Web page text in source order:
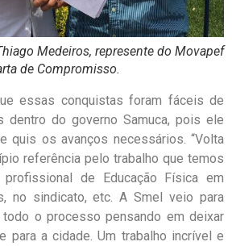
Medeiros, represente do Movapef
de Compromisso.
essas conquistas foram fáceis de
dentro do governo Samuca, pois ele
quis os avanços necessários. “Volta
referência pelo trabalho que temos
de Educação Física em
no sindicato, etc. A Smel veio para
o processo pensando em deixar
para a cidade. Um trabalho incrível e